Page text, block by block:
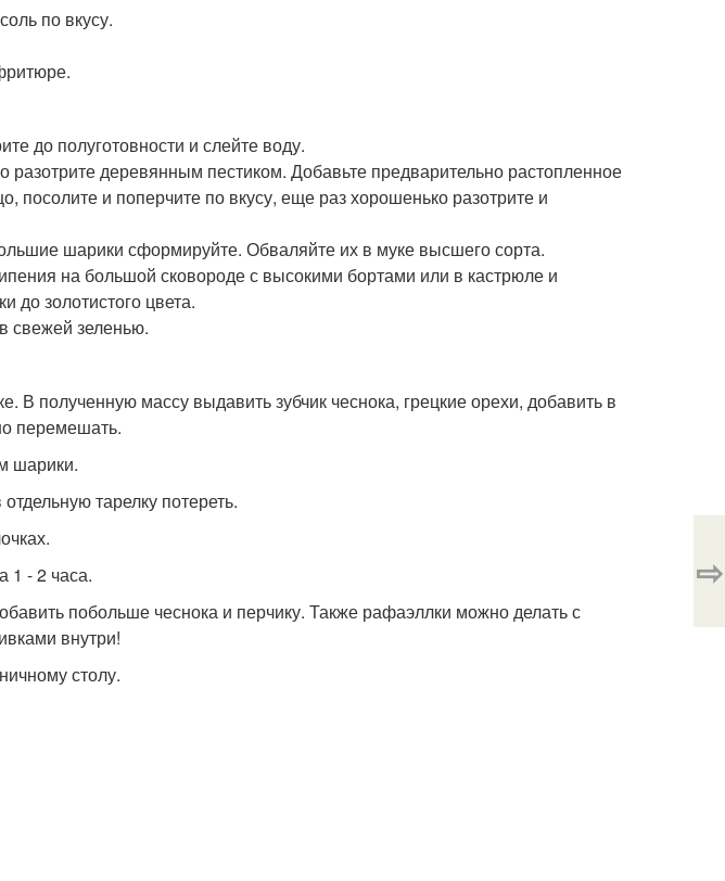
по вкусу.
до полуготовности и слейте воду.
разотрите деревянным пестиком. Добавьте предварительно растопленное
посолите и поперчите по вкусу, еще раз хорошенько разотрите и
шарики сформируйте. Обваляйте их в муке высшего сорта.
на большой сковороде с высокими бортами или в кастрюле и
до золотистого цвета.
свежей зеленью.
В полученную массу выдавить зубчик чеснока, грецкие орехи, добавить в
перемешать.
шарики.
тарелку потереть.
1 - 2 часа.
побольше чеснока и перчику. Также рафаэллки можно делать с
внутри!
столу.
⇨